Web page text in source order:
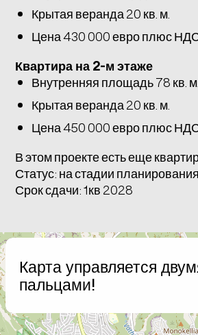
Крытая веранда 20 кв. м.
Цена 430 000 евро плюс
Квартира на 2-м этаже
Внутренняя площадь 78 кв. м.
Крытая веранда 20 кв. м.
Цена 450 000 евро плюс
В этом проекте есть еще
Статус: на стадии планирования
Срок сдачи: 1кв 2028
Карта управляется
пальцами!
−